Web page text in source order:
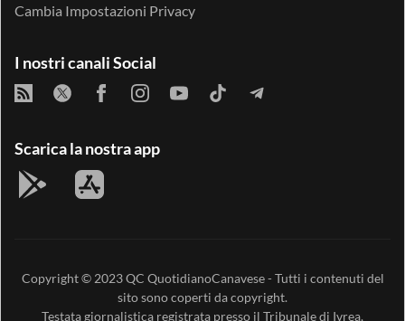
Cambia Impostazioni Privacy
I nostri canali Social
Scarica la nostra app
Copyright © 2023QC QuotidianoCanavese- Tutti i contenuti del
sito sono coperti da copyright.
Testata giornalistica registrata presso il Tribunale di Ivrea,